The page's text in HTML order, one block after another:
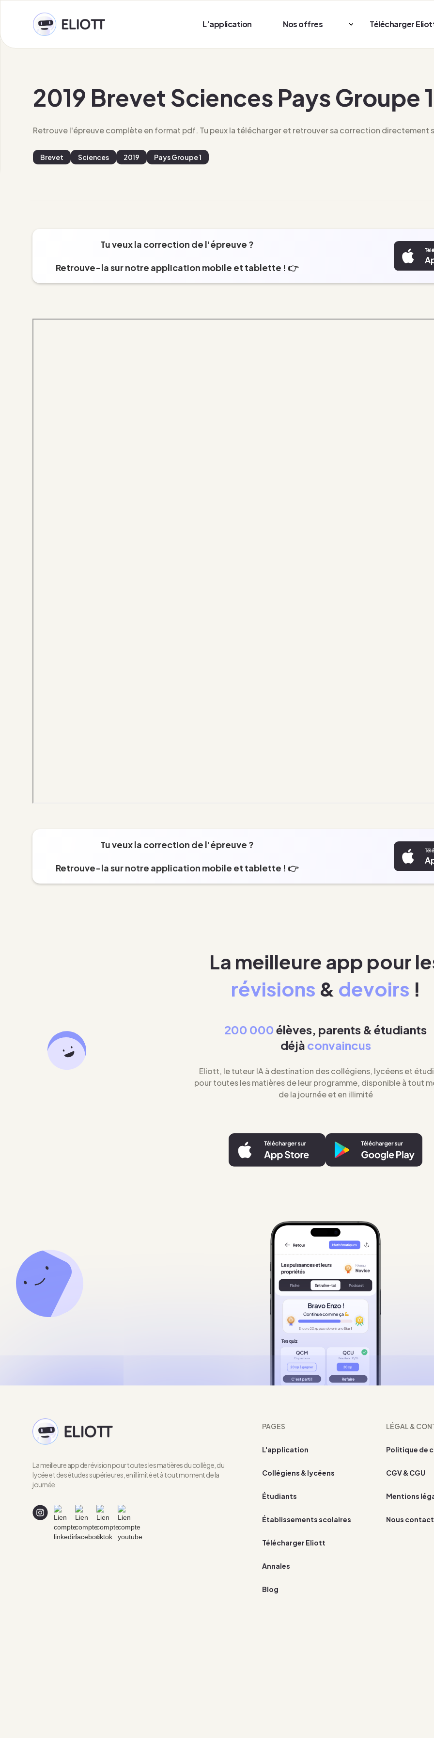
L’application Nos offres Télécharger
2019 Brevet Sciences Pays Groupe 1
Retrouve l'épreuve complète en format pdf. Tu peux la télécharger et retrouver sa correction directement
Brevet Sciences 2019 Pays Groupe 1
Tu veux la correction de l'épreuve ?
Retrouve-la sur notre application mobile et tablette ! 👉
Tu veux la correction de l'épreuve ?
Retrouve-la sur notre application mobile et tablette ! 👉
La meilleure app pour
révisions & devoirs !
200 000élèves, parents & étudiants
déjà convaincus
Eliott, le tuteur IA à destination des collégiens, lycéens et
pour toutes les matières de leur programme, disponible à tout
de la journée et en illimité
La meilleure app de révision pour toutes les matières du collège, du
lycée et des études supérieures, en illimité et à tout moment de la
journée
PAGES
L'application
Collégiens & lycéens
Étudiants
Établissements scolaires
Télécharger Eliott
Annales
Blog
LÉGAL &
Politique de
CGV & CGU
Mentions
Nous